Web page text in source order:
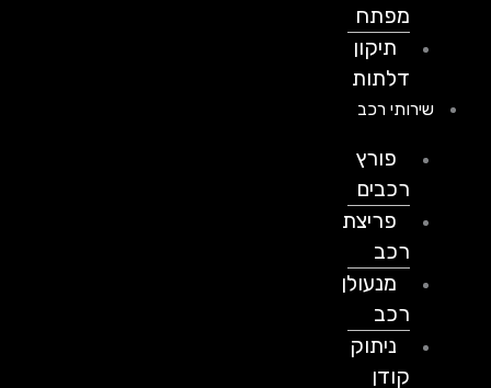
מפתח
תיקון
דלתות
שירותי רכב
פורץ
רכבים
פריצת
מנעולן
ניתוק